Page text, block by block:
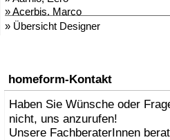
»Acerbis, Marco
» Adam + Harborth
»AK47 Team
»Alberto Brogliato
»Alberto Fabbian
»Alex Sachetti
» Alexander Schenk
» Übersicht Designer
homeform-Kontakt
Haben Sie Wünsche oder
nicht, uns anzurufen!
Unsere FachberaterInnen